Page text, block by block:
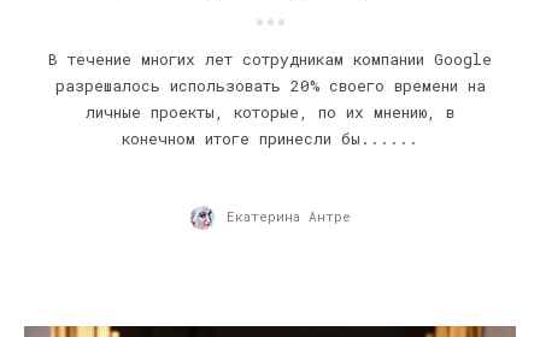
В течение многих лет сотрудникам компании Google
разрешалось использовать 20% своего времени на
личные проекты, которые, по их мнению, в
конечном итоге принесли бы......
Екатерина Антре